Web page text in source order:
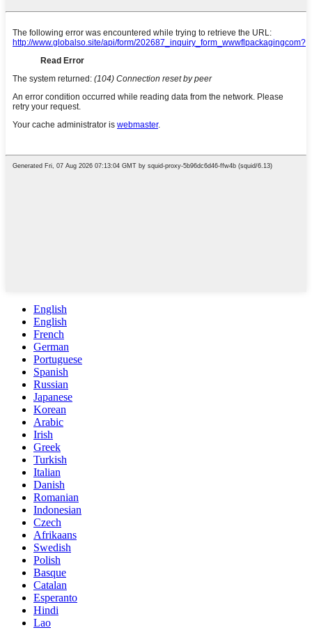
English
English
French
German
Portuguese
Spanish
Russian
Japanese
Korean
Arabic
Irish
Greek
Turkish
Italian
Danish
Romanian
Indonesian
Czech
Afrikaans
Swedish
Polish
Basque
Catalan
Esperanto
Hindi
Lao